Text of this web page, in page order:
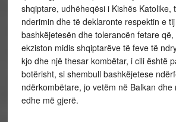
shqiptare, udhëheqësi i Kishës Katolike,
nderimin dhe të deklaronte respektin e
bashkëjetesën dhe tolerancën fetare që,
ekziston midis shqiptarëve të feve të
kjo dhe një thesar kombëtar, i cili është
botërisht, si shembull bashkëjetese
ndërkombëtare, jo vetëm në Balkan dhe
edhe më gjerë.